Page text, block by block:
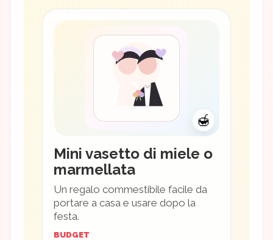
🍯
Mini vasetto di miele o
marmellata
Un regalo commestibile facile da
portare a casa e usare dopo la
festa.
BUDGET